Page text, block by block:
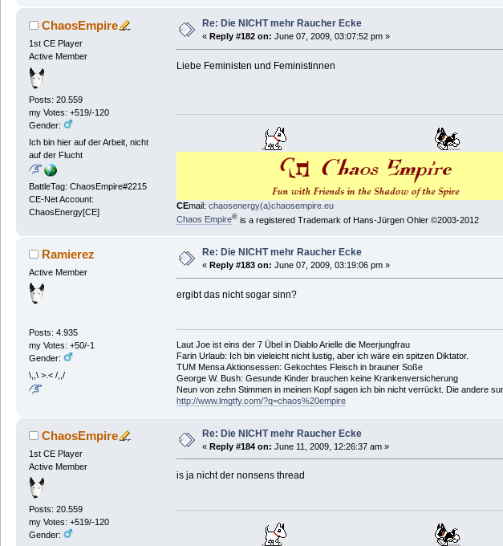
ChaosEmpire
1st CE Player
Active Member
Posts: 20.559
my Votes: +519/-120
Gender:
Ich bin hier auf der Arbeit, nicht
auf der Flucht
BattleTag: ChaosEmpire#2215
CE-Net Account:
ChaosEnergy[CE]
Re: Die NICHT mehr Raucher Ecke
« Reply #182 on: June 07, 2009, 03:07:52 pm »
Liebe Feministen und Feministinnen
CEmail: chaosenergy(a)chaosempire.eu
Chaos Empire®is a registered Trademark of Hans-Jürgen Ohler ©2003-2012
Ramierez
Active Member
Posts: 4.935
my Votes: +50/-1
Gender:
\,,\ >.< /,,/
Re: Die NICHT mehr Raucher Ecke
« Reply #183 on: June 07, 2009, 03:19:06 pm »
ergibt das nicht sogar sinn?
Laut Joe ist eins der 7 Übel in Diablo Arielle die Meerjungfrau
Farin Urlaub: Ich bin vieleicht nicht lustig, aber ich wäre ein spitzen Diktator.
TUM Mensa Aktionsessen: Gekochtes Fleisch in brauner Soße
George W. Bush: Gesunde Kinder brauchen keine Krankenversicherung
Neun von zehn Stimmen in meinen Kopf sagen ich bin nicht verrückt. Die andere
http://www.lmgtfy.com/?q=chaos%20empire
ChaosEmpire
1st CE Player
Active Member
Posts: 20.559
my Votes: +519/-120
Gender:
Re: Die NICHT mehr Raucher Ecke
« Reply #184 on: June 11, 2009, 12:26:37 am »
is ja nicht der nonsens thread